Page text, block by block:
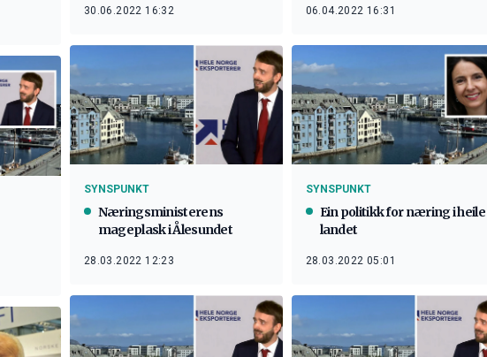
30.06.2022 16:32 06.04.2022 16:31
SYNSPUNKT
Næringsministerens
mageplask i Ålesundet
28.03.2022 12:23
SYNSPUNKT
Ein politikk for næring i heile
landet
28.03.2022 05:01